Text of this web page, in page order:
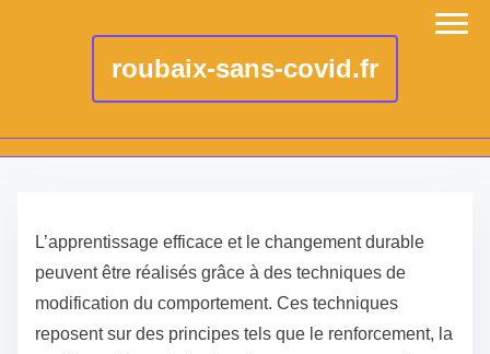
roubaix-sans-covid.fr
L’apprentissage efficace et le changement durable
peuvent être réalisés grâce à des techniques de
modification du comportement. Ces techniques
reposent sur des principes tels que le renforcement, la